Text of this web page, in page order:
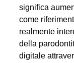
significa
come
realmente
della
digitale